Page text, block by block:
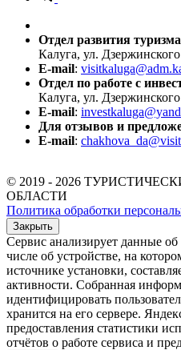
Отдел развития
Калуга, ул. Дзержинского
E-mail:
Отдел по работе с
Калуга, ул. Дзержинского
E-mail:
Для отзывов и
E-mail:
© 2019 - 2026
ОБЛАСТИ
Политика обработки
Закрыть
Сервис анализирует данные
числе об устройстве, на
источнике установки,
активности. Собранная
идентифицировать
хранится на его сервере.
предоставления статистики
отчётов о работе сервиса и